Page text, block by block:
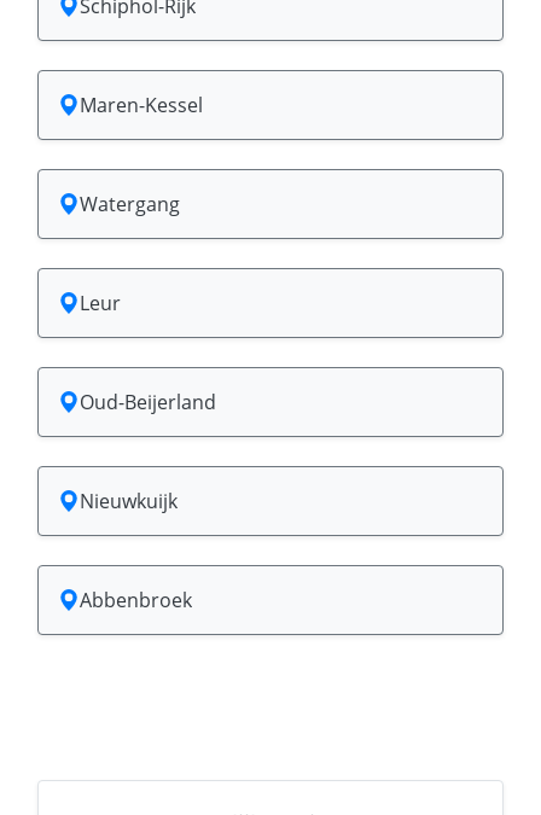
Schiphol-Rijk
Maren-Kessel
Watergang
Leur
Oud-Beijerland
Nieuwkuijk
Abbenbroek